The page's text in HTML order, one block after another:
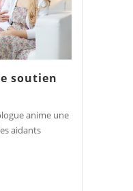
soutien
anime une
aidants